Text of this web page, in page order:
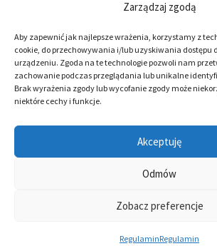
Zarządzaj zgodą
Aby zapewnić jak najlepsze wrażenia, korzystamy z
cookie, do przechowywania i/lub uzyskiwania dostępu
urządzeniu. Zgoda na te technologie pozwoli nam
zachowanie podczas przeglądania lub unikalne
Brak wyrażenia zgody lub wycofanie zgody może
niektóre cechy i funkcje.
Akceptuję
Odmów
Zobacz preferencje
RegulaminRegulamin
Zobacz witrynę internetową Organizator
Wydarzenie
Nawigacja
«Diagnoza AuDHD –
case studies 1
| Powered by
Oferta szkoleń dla specjalistów